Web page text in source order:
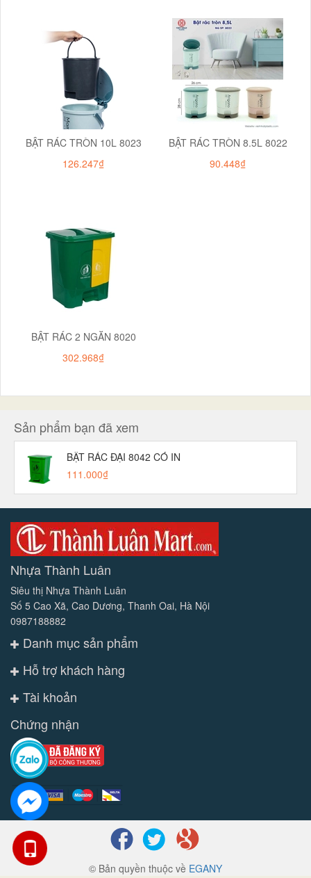
BẬT RÁC TRÒN 10L 8023
126.247₫
BẬT RÁC TRÒN 8.5L 8022
90.448₫
BẬT RÁC 2 NGĂN 8020
302.968₫
Sản phẩm bạn đã xem
BẬT RÁC ĐẠI 8042 CÓ IN
111.000₫
Nhựa Thành Luân
Siêu thị Nhựa Thành Luân
Số 5 Cao Xã, Cao Dương, Thanh Oai, Hà Nội
0987188882
Danh mục sản phẩm
Hỗ trợ khách hàng
Tài khoản
Chứng nhận
© Bản quyền thuộc về EGANY